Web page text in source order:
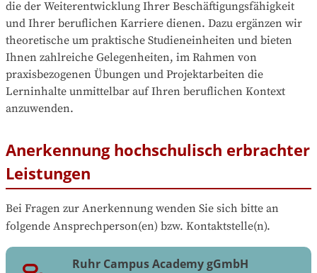
die der Weiterentwicklung Ihrer Beschäftigungsfähigkeit
und Ihrer beruflichen Karriere dienen. Dazu ergänzen wir
theoretische um praktische Studieneinheiten und bieten
Ihnen zahlrei­che Gelegenheiten, im Rahmen von
praxisbezogenen Übungen und Projektarbeiten die
Lerninhalte unmittelbar auf Ihren beruflichen Kontext
anzuwenden.
Anerkennung hochschulisch erbrachter
Leistungen
Bei Fragen zur Anerkennung wenden Sie sich bitte an
folgende Ansprechperson(en) bzw. Kontaktstelle(n).
Ruhr Campus Academy gGmbH